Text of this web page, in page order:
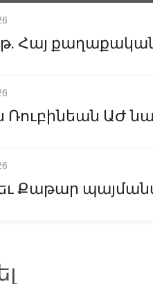
Հայ
Ռուբինեան ԱԺ
Քաթար